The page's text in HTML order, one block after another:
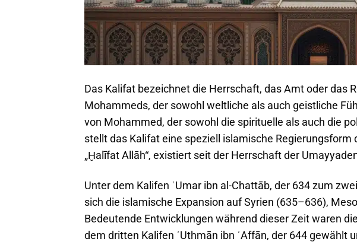
Das Kalifat bezeichnet die Herrschaft, das Amt oder das
Mohammeds, der sowohl weltliche als auch geistliche
von Mohammed, der sowohl die spirituelle als auch die
stellt das Kalifat eine speziell islamische Regierungsform
„Ḫalīfat Allāh“, existiert seit der Herrschaft der
Unter dem Kalifen ʿUmar ibn al-Chattāb, der 634 zum
sich die islamische Expansion auf Syrien (635–636),
Bedeutende Entwicklungen während dieser Zeit waren
dem dritten Kalifen ʿUthmān ibn ʿAffān, der 644 gewählt